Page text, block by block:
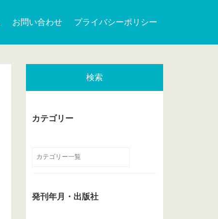
お問い合わせ プライバシーポリシー
検索
カテゴリー
発刊年月・出版社